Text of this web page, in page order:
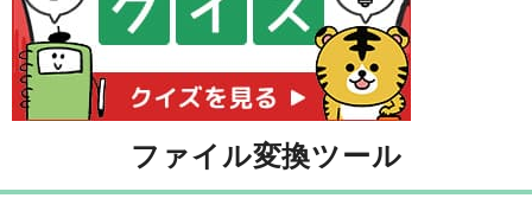
ファイル変換ツール